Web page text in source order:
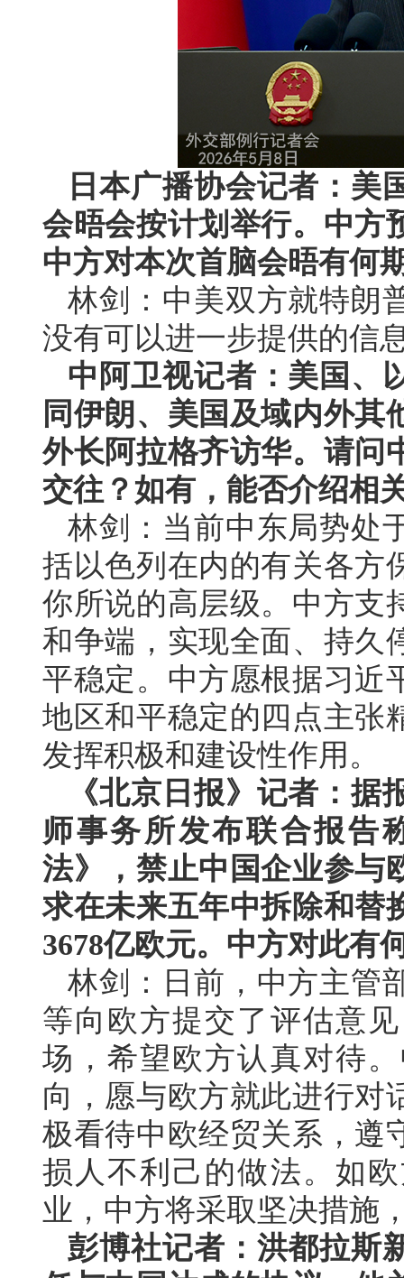
日本广播协会记者：美
会晤会按计划举行。中方
中方对本次首脑会晤有何
林剑：中美双方就特朗
没有可以进一步提供的信
中阿卫视记者：美国、
同伊朗、美国及域内外其
外长阿拉格齐访华。请问
交往？如有，能否介绍相
林剑：当前中东局势处
括以色列在内的有关各方
你所说的高层级。中方支
和争端，实现全面、持久
平稳定。中方愿根据习近
地区和平稳定的四点主张
发挥积极和建设性作用。
《北京日报》记者：
师事务所发布联合报告
法》，禁止中国企业参与
求在未来五年中拆除和替
3678亿欧元。中方对此有
林剑：日前，中方主管
等向欧方提交了评估意
场，希望欧方认真对待
向，愿与欧方就此进行对
极看待中欧经贸关系，遵
损人不利己的做法。如
业，中方将采取坚决措施
彭博社记者：洪都拉斯